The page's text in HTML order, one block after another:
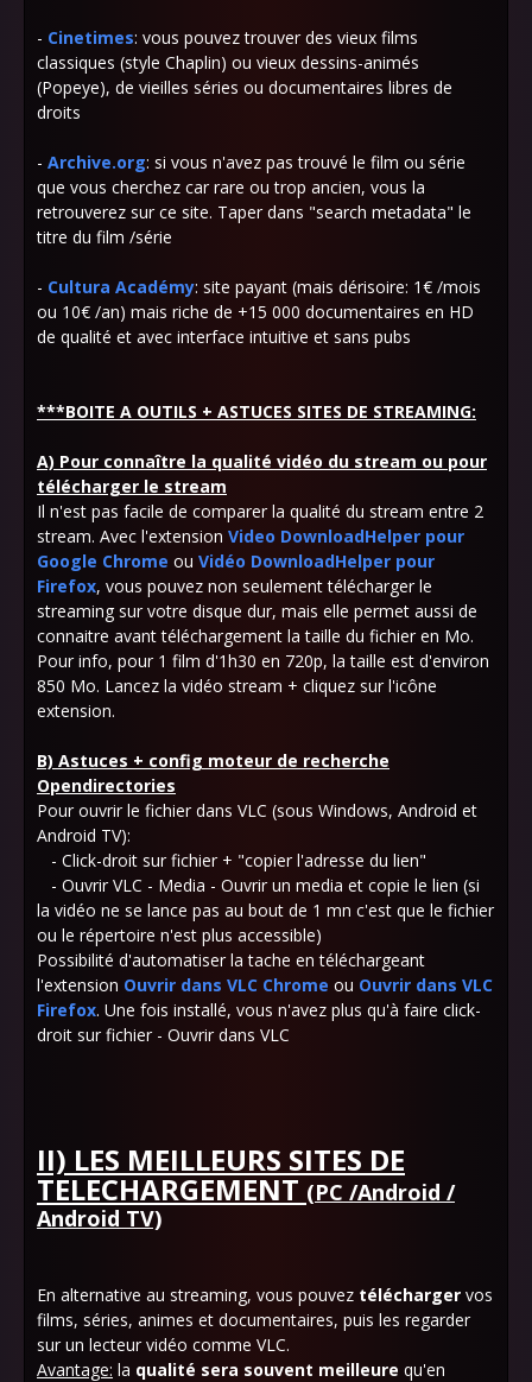
- Cinetimes: vous pouvez trouver des vieux films
classiques (style Chaplin) ou vieux dessins-animés
(Popeye), de vieilles séries ou documentaires libres de
droits
- Archive.org: si vous n'avez pas trouvé le film ou série
que vous cherchez car rare ou trop ancien, vous la
retrouverez sur ce site. Taper dans "search metadata" le
titre du film /série
- Cultura Académy: site payant (mais dérisoire: 1€ /mois
ou 10€ /an) mais riche de +15 000 documentaires en HD
de qualité et avec interface intuitive et sans pubs
***BOITE A OUTILS + ASTUCES SITES DE STREAMING:
A) Pour connaître la qualité vidéo du stream ou pour
télécharger le stream
Il n'est pas facile de comparer la qualité du stream entre 2
stream. Avec l'extension Video DownloadHelper pour
Google Chrome ou Vidéo DownloadHelper pour
Firefox, vous pouvez non seulement télécharger le
streaming sur votre disque dur, mais elle permet aussi de
connaitre avant téléchargement la taille du fichier en Mo.
Pour info, pour 1 film d'1h30 en 720p, la taille est d'environ
850 Mo. Lancez la vidéo stream + cliquez sur l'icône
extension.
B) Astuces + config moteur de recherche
Opendirectories
Pour ouvrir le fichier dans VLC (sous Windows, Android et
Android TV):
- Click-droit sur fichier + "copier l'adresse du lien"
- Ouvrir VLC - Media - Ouvrir un media et copie le lien (si
la vidéo ne se lance pas au bout de 1 mn c'est que le fichier
ou le répertoire n'est plus accessible)
Possibilité d'automatiser la tache en téléchargeant
l'extension Ouvrir dans VLC Chrome ou Ouvrir dans VLC
Firefox. Une fois installé, vous n'avez plus qu'à faire click-
droit sur fichier - Ouvrir dans VLC
II) LES MEILLEURS SITES DE
TELECHARGEMENT (PC /Android /
Android TV)
En alternative au streaming, vous pouvez télécharger vos
films, séries, animes et documentaires, puis les regarder
sur un lecteur vidéo comme VLC.
Avantage: la qualité sera souvent meilleure qu'en